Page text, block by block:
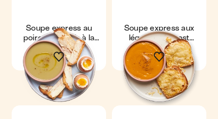
Soupe express au
poireau & œufs à la
coque
Soupe express aux
légumes & toast
gruyère